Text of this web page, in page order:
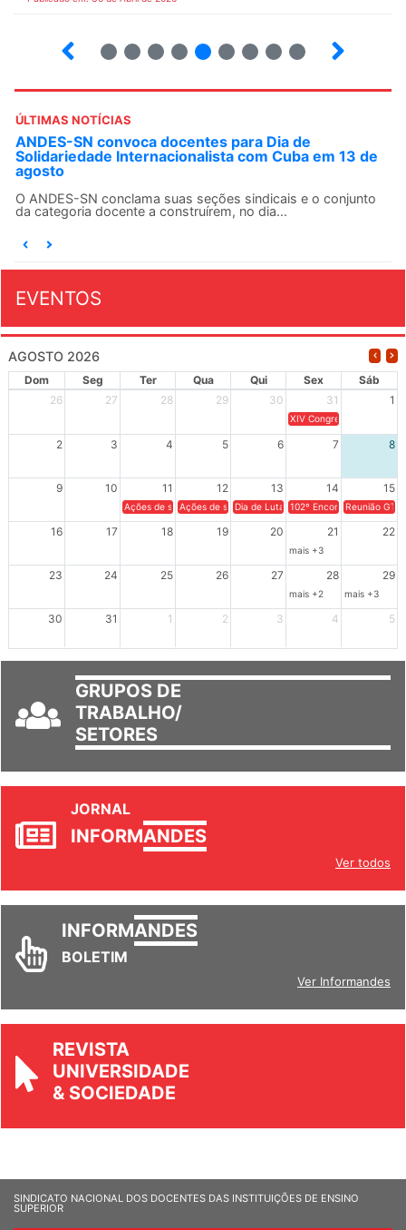
ÚLTIMAS NOTÍCIAS
ANDES-SN convoca docentes para Dia de
Solidariedade Internacionalista com Cuba em 13 de
agosto
O ANDES-SN conclama suas seções sindicais e o conjunto
da categoria docente a construírem, no dia...
EVENTOS
AGOSTO 2026
Dom Seg Ter Qua Qui Sex
Sáb
26
27 28 29 30 31 1
XIV Congresso Brasileiro
2 3 4 5 6 7 8
9 10 11 12 13 14 15
Ações de solidariedade a Cuba no Rio Grande do Sul - 100
Ações de solidariedade a Cuba no Rio Grande do
Dia de Luta em Defesa de Cuba e da
102º Encontro da
Reunião
16 17 18 19 20 21 22
mais +3
23 24 25 26 27 28 29
mais +2 mais +3
30 31 1 2 3 4 5
GRUPOS DE
TRABALHO/
SETORES
JORNAL
INFORMANDES
Ver todos
INFORMANDES
BOLETIM
Ver Informandes
REVISTA
UNIVERSIDADE
& SOCIEDADE
SINDICATO NACIONAL DOS DOCENTES DAS INSTITUIÇÕES DE ENSINO
SUPERIOR